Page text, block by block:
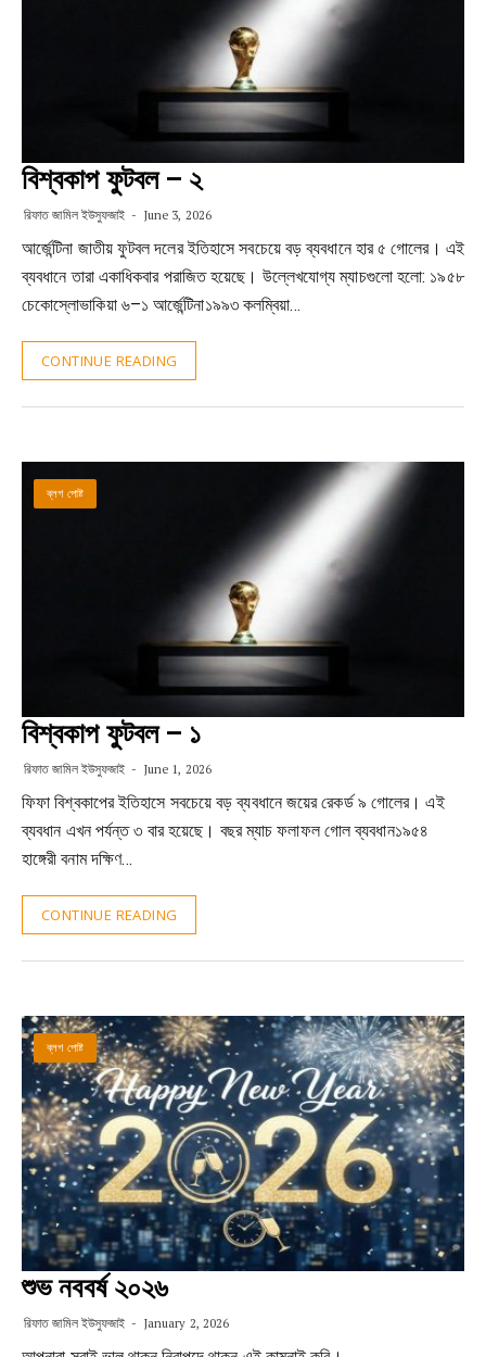
বিশ্বকাপ ফুটবল – ২
রিফাত জামিল ইউসুফজাই June 3, 2026
আর্জেন্টিনা জাতীয় ফুটবল দলের ইতিহাসে সবচেয়ে বড় ব্যবধানে হার ৫ গোলের। এই
ব্যবধানে তারা একাধিকবার পরাজিত হয়েছে। উল্লেখযোগ্য ম্যাচগুলো হলো: ১৯৫৮
চেকোস্লোভাকিয়া ৬–১ আর্জেন্টিনা১৯৯৩ কলম্বিয়া…
CONTINUE READING
ব্লগ পোষ্ট
বিশ্বকাপ ফুটবল – ১
রিফাত জামিল ইউসুফজাই June 1, 2026
ফিফা বিশ্বকাপের ইতিহাসে সবচেয়ে বড় ব্যবধানে জয়ের রেকর্ড ৯ গোলের। এই
ব্যবধান এখন পর্যন্ত ৩ বার হয়েছে। বছর ম্যাচ ফলাফল গোল ব্যবধান১৯৫৪
হাঙ্গেরী বনাম দক্ষিণ…
CONTINUE READING
ব্লগ পোষ্ট
শুভ নববর্ষ ২০২৬
রিফাত জামিল ইউসুফজাই January 2, 2026